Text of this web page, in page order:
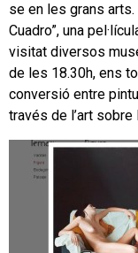
se en les grans arts.
Cuadro”, una
visitat diversos
de les 18.30h, ens
conversió entre
través de l’art sobre